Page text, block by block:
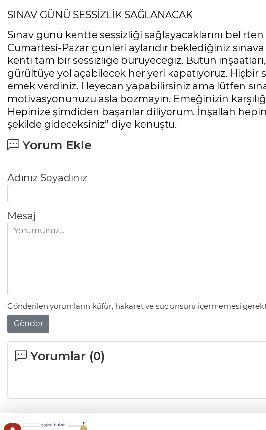
SINAV GÜNÜ SESSİZLİK SAĞLANACAK
Sınav günü kentte sessizliği sağlayacaklarını belirten
Cumartesi-Pazar günleri aylarıdır beklediğiniz
kenti tam bir sessizliğe bürüyeceğiz. Bütün inşaatları,
gürültüye yol açabilecek her yeri kapatıyoruz. Hiçbir
emek verdiniz. Heyecan yapabilirsiniz ama lütfen
motivasyonunuzu asla bozmayın. Emeğinizin
Hepinize şimdiden başarılar diliyorum. İnşallah
şekilde gideceksiniz” diye konuştu.
Yorum Ekle
Adınız Soyadınız
Mesaj
Gönderilen yorumların küfür, hakaret ve suç unsuru içermemesi
Gönder
Yorumlar (0)